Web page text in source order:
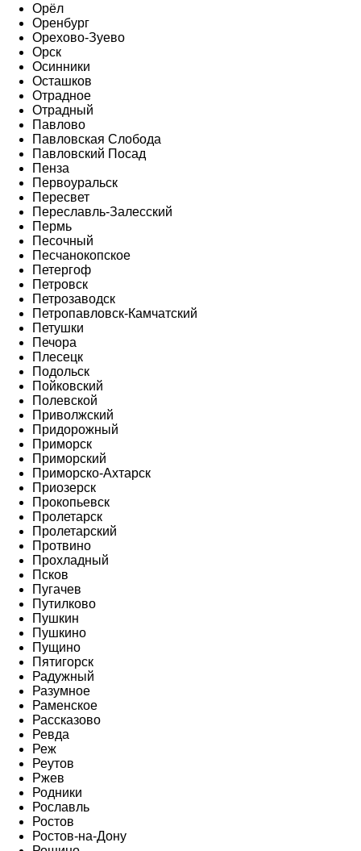
Орёл
Оренбург
Орехово-Зуево
Орск
Осинники
Осташков
Отрадное
Отрадный
Павлово
Павловская Слобода
Павловский Посад
Пенза
Первоуральск
Пересвет
Переславль-Залесский
Пермь
Песочный
Песчанокопское
Петергоф
Петровск
Петрозаводск
Петропавловск-Камчатский
Петушки
Печора
Плесецк
Подольск
Пойковский
Полевской
Приволжский
Придорожный
Приморск
Приморский
Приморско-Ахтарск
Приозерск
Прокопьевск
Пролетарск
Пролетарский
Протвино
Прохладный
Псков
Пугачев
Путилково
Пушкин
Пушкино
Пущино
Пятигорск
Радужный
Разумное
Раменское
Рассказово
Ревда
Реж
Реутов
Ржев
Родники
Рославль
Ростов
Ростов-на-Дону